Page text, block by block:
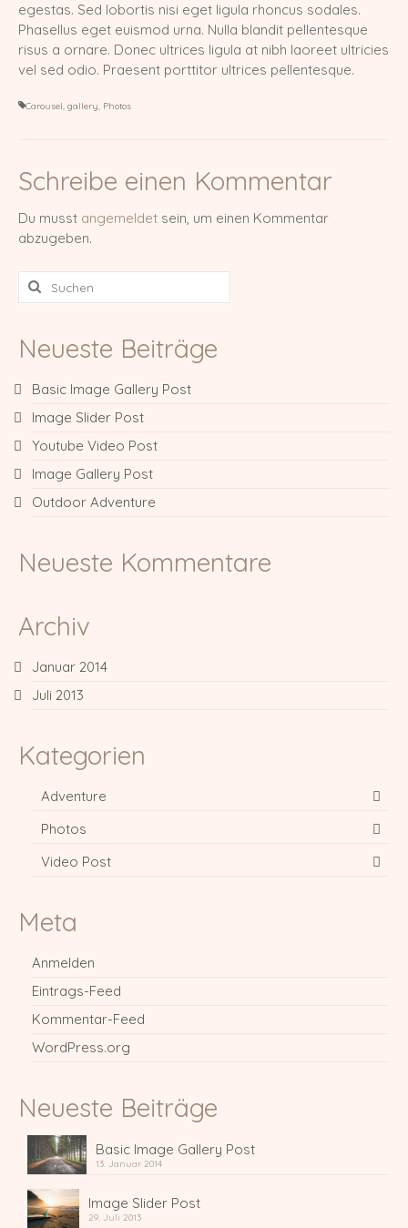
egestas. Sed lobortis nisi eget ligula rhoncus sodales.
Phasellus eget euismod urna. Nulla blandit pellentesque
risus a ornare. Donec ultrices ligula at nibh laoreet ultricies
vel sed odio. Praesent porttitor ultrices pellentesque.
Carousel, gallery, Photos
Schreibe einen Kommentar
Du musst angemeldet sein, um einen Kommentar
abzugeben.
Suche
nach:
Neueste Beiträge
Basic Image Gallery Post
Image Slider Post
Youtube Video Post
Image Gallery Post
Outdoor Adventure
Neueste Kommentare
Archiv
Januar 2014
Juli 2013
Kategorien
Adventure
Photos
Video Post
Meta
Anmelden
Eintrags-Feed
Kommentar-Feed
WordPress.org
Neueste Beiträge
Basic Image Gallery Post
13. Januar 2014
Image Slider Post
29. Juli 2013